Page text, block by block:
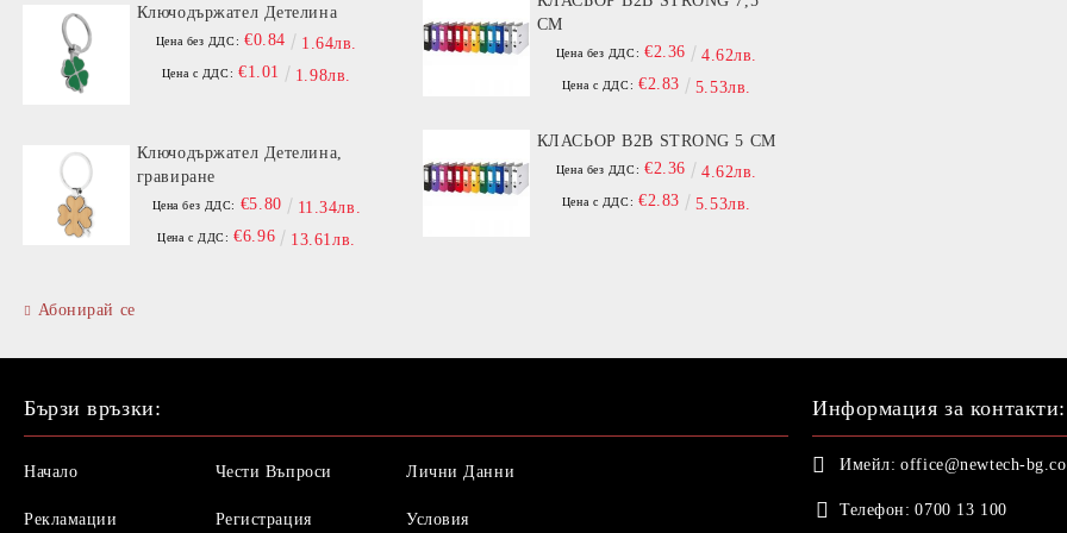
Ключодържател Детелина
Цена без ДДС: €0.84 1.64лв.
Цена с ДДС: €1.01 1.98лв.
Ключодържател Детелина,
гравиране
Цена без ДДС: €5.80 11.34лв.
Цена с ДДС: €6.96 13.61лв.
Абонирай се
СМ
Цена без ДДС: €2.36 4.62лв.
Цена с ДДС: €2.83 5.53лв.
КЛАСЬОР B2B STRONG 5 СМ
Цена без ДДС: €2.36 4.62лв.
Цена с ДДС: €2.83 5.53лв.
Бързи връзки:
Начало
Рекламации
Чести Въпроси
Регистрация
Лични Данни
Условия
Информация за контакти:
Имейл: office@newtech-
Телефон: 0700 13 100